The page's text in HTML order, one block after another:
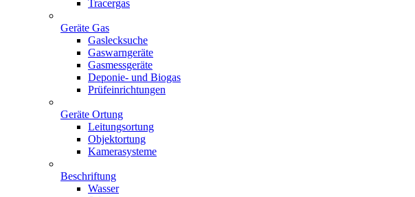
Tracergas
Geräte Gas
Gaslecksuche
Gaswarngeräte
Gasmessgeräte
Deponie- und Biogas
Prüfeinrichtungen
Geräte Ortung
Leitungsortung
Objektortung
Kamerasysteme
Beschriftung
Wasser